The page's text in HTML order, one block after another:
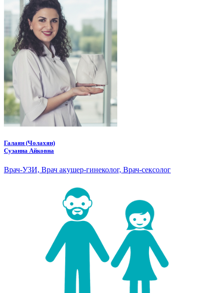
Галаян (Чолахян)
Сузанна Айковна
Врач-УЗИ, Врач акушер-гинеколог, Врач-сексолог